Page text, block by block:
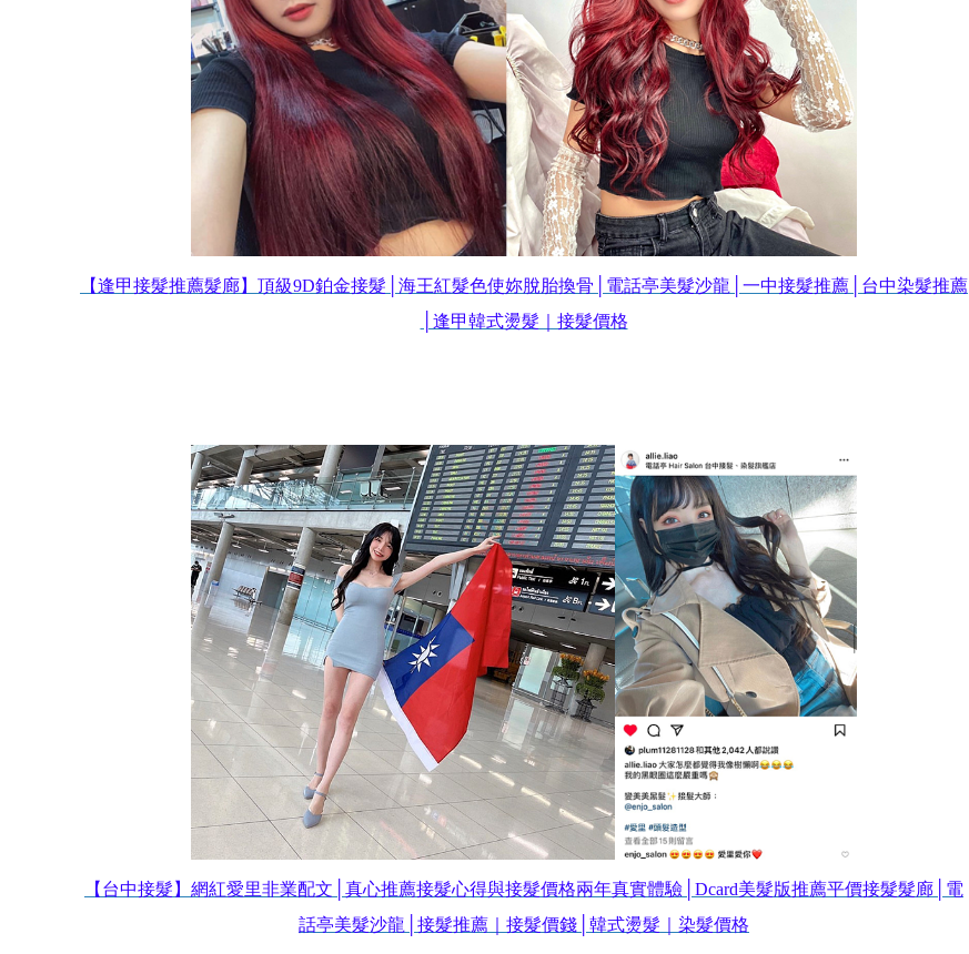
【逢甲接髮推薦髮廊】頂級9D鉑金接髮│海王紅髮色使妳脫胎換骨│電話亭美髮沙龍│一中接髮推薦│台中染髮推薦
│逢甲韓式燙髮｜接髮價格
【台中接髮】網紅愛里非業配文│真心推薦接髮心得與接髮價格兩年真實體驗│Dcard美髮版推薦平價接髮髮廊│電
話亭美髮沙龍│接髮推薦｜接髮價錢│韓式燙髮｜染髮價格